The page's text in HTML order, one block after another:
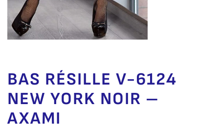
BAS RÉSILLE V-6124
NEW YORK NOIR –
AXAMI